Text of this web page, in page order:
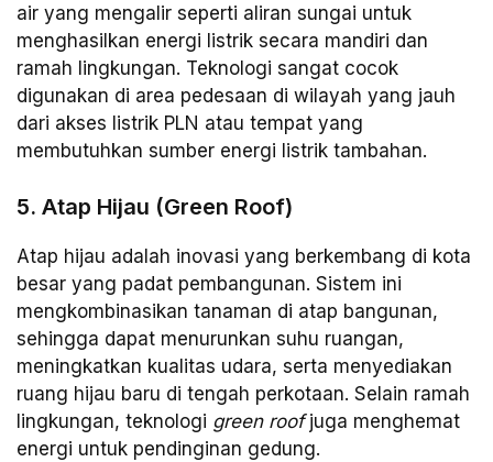
air yang mengalir seperti aliran sungai untuk
menghasilkan energi listrik secara mandiri dan
ramah lingkungan. Teknologi sangat cocok
digunakan di area pedesaan di wilayah yang jauh
dari akses listrik PLN atau tempat yang
membutuhkan sumber energi listrik tambahan.
5. Atap Hijau (Green Roof)
Atap hijau adalah inovasi yang berkembang di kota
besar yang padat pembangunan. Sistem ini
mengkombinasikan tanaman di atap bangunan,
sehingga dapat menurunkan suhu ruangan,
meningkatkan kualitas udara, serta menyediakan
ruang hijau baru di tengah perkotaan. Selain ramah
lingkungan, teknologi green roofjuga menghemat
energi untuk pendinginan gedung.